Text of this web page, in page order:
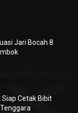
Jari Bocah 8
Siap Cetak Bibit